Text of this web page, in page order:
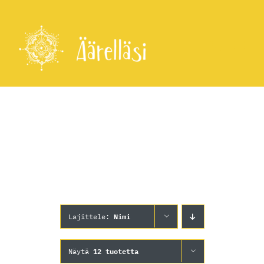
content
Lajittele: Nimi
Näytä 12 tuotetta